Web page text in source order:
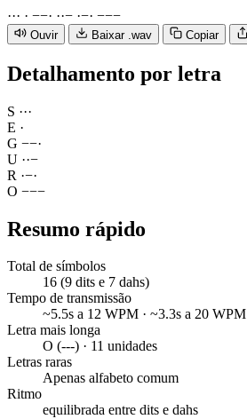
··· · −−· ··− ·−· −−−
Ouvir Baixar .wav Copiar
Detalhamento por letra
S ···
E ·
G −−·
U ··−
R ·−·
O −−−
Resumo rápido
Total de símbolos
16 (9 dits e 7 dahs)
Tempo de transmissão
~5.5s a 12 WPM · ~3.3s a 20 WPM
Letra mais longa
O (---) · 11 unidades
Letras raras
Apenas alfabeto comum
Ritmo
equilibrada entre dits e dahs